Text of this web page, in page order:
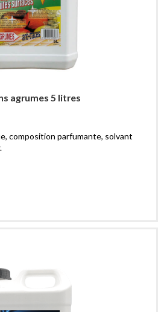
agrumes 5 litres
composition parfumante, solvant